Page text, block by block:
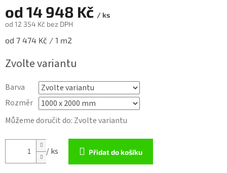
od 14 948 Kč / ks
od 12 354 Kč bez DPH
Měrná
od 7 474 Kč / 1 m2
Zvolte variantu
Barva
Rozměr
Můžeme doručit do: Zvolte variantu
/ ks Přidat do košíku